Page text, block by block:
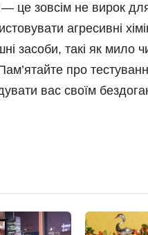
— це зовсім не вирок
агресивні
засоби, такі як мило
про
вас своїм